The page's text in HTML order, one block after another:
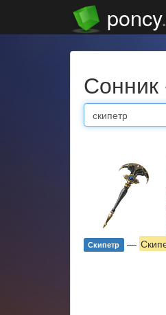
poncy
Скипетр —